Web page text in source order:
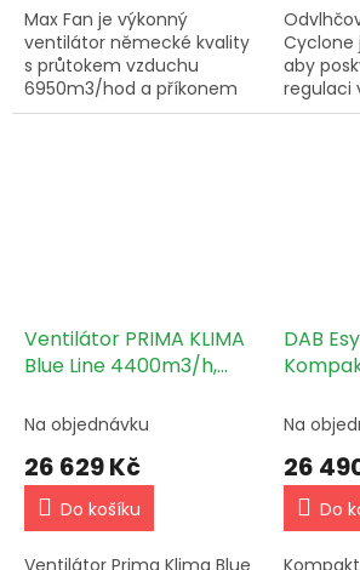
Max Fan je výkonný
ventilátor německé kvality
s průtokem vzduchu
6950m3/hod a příkonem
747W. Účinnost 50% je
Cyclone
aby
regulaci
Ventilátor PRIMA KLIMA
Blue Line 4400m3/h,
(PK355/400-EC) v.2
Na objednávku
26 629 Kč
Do košíku
Ventilátor Prima Klima Blue
DAB
Na
26
Do